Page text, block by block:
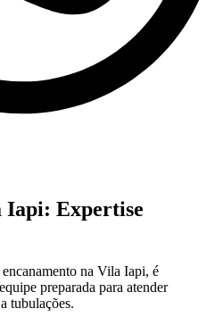
Iapi: Expertise
na Vila Iapi, é
preparada para atender
tubulações.